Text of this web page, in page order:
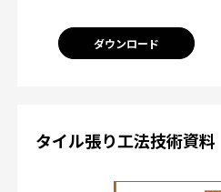
ダウンロード
タイル張り工法技術資料